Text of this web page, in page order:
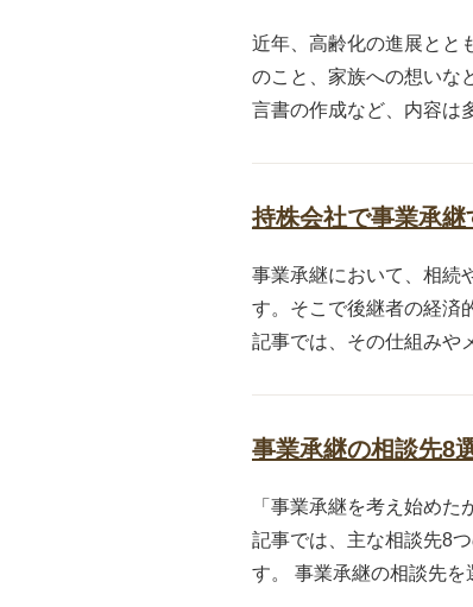
近年、高齢化の進展とと
のこと、家族への想いな
言書の作成など、内容は
持株会社で事業承
事業承継において、相続
す。そこで後継者の経済
記事では、その仕組みや
事業承継の相談先8
「事業承継を考え始め
記事では、主な相談先8
す。 事業承継の相談先